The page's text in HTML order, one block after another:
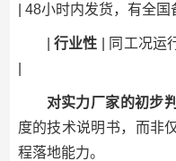
| 48小时内发货，有全国
行业性 | 同工况运
对实力厂家的初步
度的技术说明书，而非
程落地能力。